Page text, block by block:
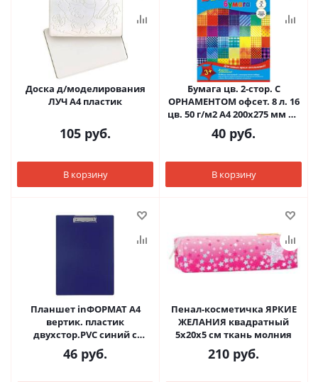
Доска д/моделирования
ЛУЧ А4 пластик
105 руб.
В корзину
Бумага цв. 2-стор. С
ОРНАМЕНТОМ офсет. 8 л. 16
цв. 50 г/м2 А4 200х275 мм на
скрепке
40 руб.
В корзину
Планшет inФОРМАТ А4
вертик. пластик
двухстор.PVC синий с
зажимом
46 руб.
Пенал-косметичка ЯРКИЕ
ЖЕЛАНИЯ квадратный
5х20х5 см ткань молния
210 руб.